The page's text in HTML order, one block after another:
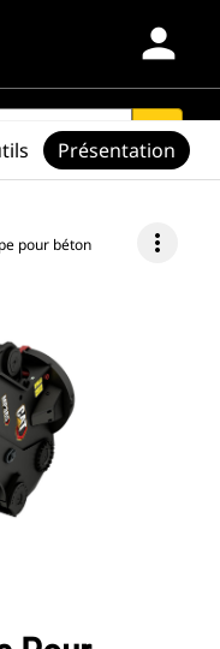
person
search
pour béton more_vert
Présentation